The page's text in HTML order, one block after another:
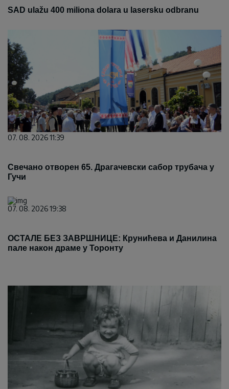
SAD ulažu 400 miliona dolara u lasersku odbranu
07. 08. 2026 11:39
Свечано отворен 65. Драгачевски сабор трубача у
Гучи
07. 08. 2026 19:38
ОСТАЛЕ БЕЗ ЗАВРШНИЦЕ: Крунићева и Данилина
пале након драме у Торонту